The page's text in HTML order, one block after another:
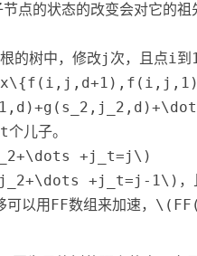
点的状态的改变会对它的
的树中，修改j次，且点i到1
儿子。
+j_t=j\)
+j_t=j-1\) ，
以用FF数组来加速，